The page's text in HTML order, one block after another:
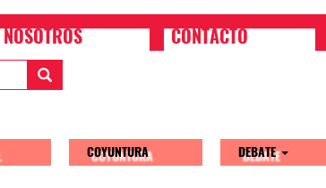
NOSOTROS CONTACTO
COYUNTURA DEBATE